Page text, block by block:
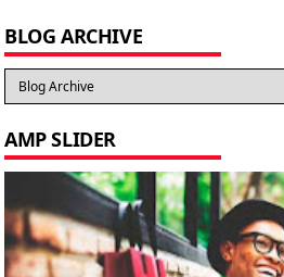
BLOG ARCHIVE
AMP SLIDER